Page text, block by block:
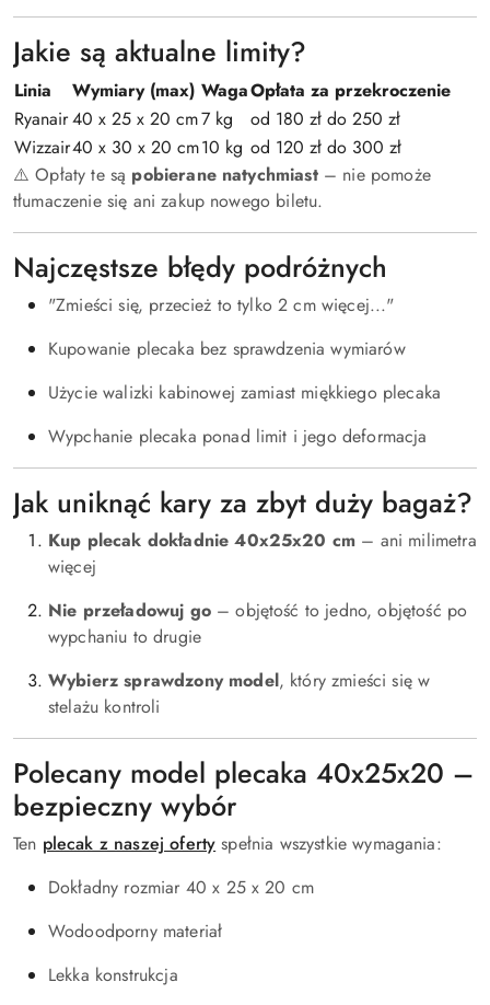
Jakie są aktualne limity?
Linia Wymiary (max) WagaOpłata za przekroczenie
Ryanair40 x 25 x 20 cm7 kg
od 180 zł do 250 zł
Wizzair40 x 30 x 20 cm10 kg od 120 zł do 300 zł
⚠️ Opłaty te są pobierane natychmiast– nie pomoże
tłumaczenie się ani zakup nowego biletu.
Najczęstsze błędy podróżnych
"Zmieści się, przecież to tylko 2 cm więcej..."
Kupowanie plecaka bez sprawdzenia wymiarów
Użycie walizki kabinowej zamiast miękkiego plecaka
Wypchanie plecaka ponad limit i jego deformacja
Jak uniknąć kary za zbyt duży bagaż?
Kup plecak dokładnie 40x25x20 cm – ani milimetra
więcej
Nie przeładowuj go– objętość to jedno, objętość po
wypchaniu to drugie
Wybierz sprawdzony model, który zmieści się w
stelażu kontroli
Polecany model plecaka 40x25x20 –
bezpieczny wybór
Ten plecak z naszej oferty spełnia wszystkie wymagania:
Dokładny rozmiar 40 x 25 x 20 cm
Wodoodporny materiał
Lekka konstrukcja